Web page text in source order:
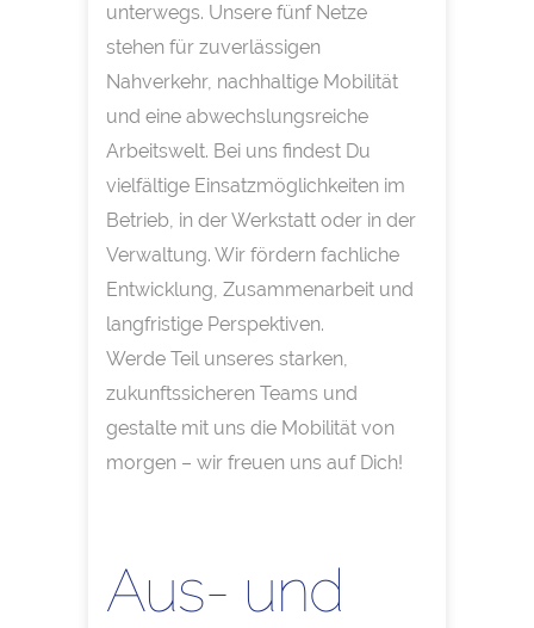
unterwegs. Unsere fünf Netze
stehen für zuverlässigen
Nahverkehr, nachhaltige Mobilität
und eine abwechslungsreiche
Arbeitswelt. Bei uns findest Du
vielfältige Einsatzmöglichkeiten im
Betrieb, in der Werkstatt oder in der
Verwaltung. Wir fördern fachliche
Entwicklung, Zusammenarbeit und
langfristige Perspektiven.
Werde Teil unseres starken,
zukunftssicheren Teams und
gestalte mit uns die Mobilität von
morgen – wir freuen uns auf Dich!
Aus- und